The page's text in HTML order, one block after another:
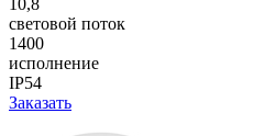
световой поток
1400
исполнение
IP54
Заказать